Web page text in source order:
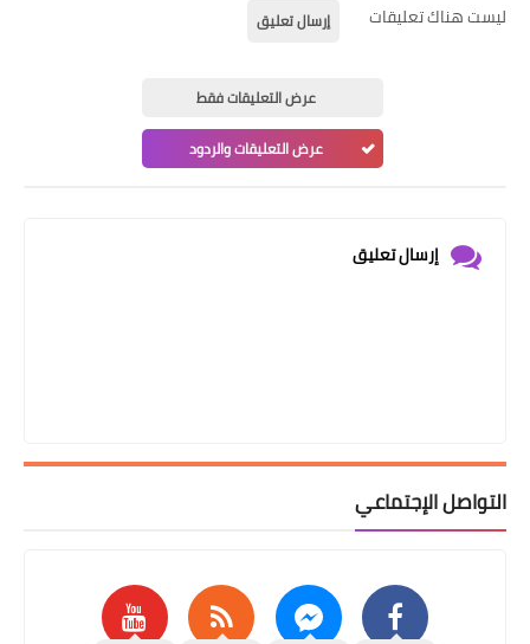
ليست هناك تعليقات إرسال تعليق
عرض التعليقات فقط
عرض التعليقات والردود
إرسال تعليق
التواصل الإجتماعي